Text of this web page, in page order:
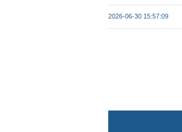
2026-06-30 15:57:09